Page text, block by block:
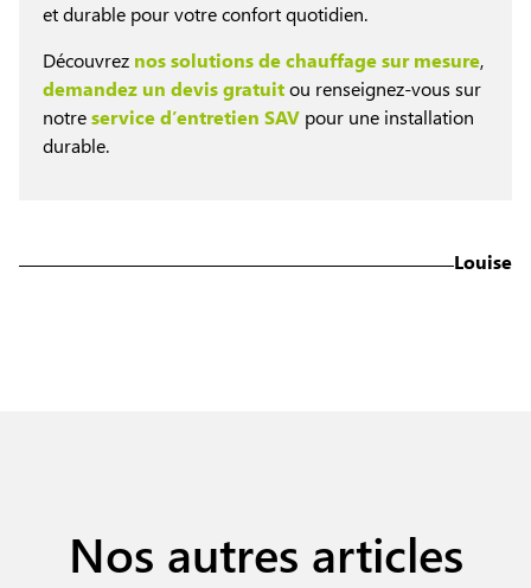
et durable pour votre confort quotidien.
Découvrez nos solutions de chauffage sur mesure,
demandez un devis gratuitou renseignez-vous sur
notreservice d’entretien SAV pour une installation
durable.
Louise
Nos autres articles